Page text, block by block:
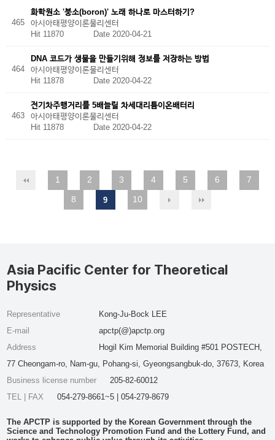
465
화학원소 '붕소(boron)' 노래 하나로 마스터하기?
아시아태평양이론물리센터
Hit 11870 Date 2020-04-21
464
DNA 코드가 생물을 만들기위해 정보를 저장하는 방법
아시아태평양이론물리센터
Hit 11878 Date 2020-04-22
463
전기차주행거리를 5배늘릴 차세대리튬이온배터리
아시아태평양이론물리센터
Hit 11878 Date 2020-04-22
1 2 3 4 5 6
7
8
9 10
Asia Pacific Center for Theoretical
Physics
Representative
Kong-Ju-Bock LEE
E-mail
apctp(@)apctp.org
Address
Hogil Kim Memorial Building #501 POSTECH,
77 Cheongam-ro, Nam-gu, Pohang-si, Gyeongsangbuk-do, 37673, Korea
Business license number
205-82-60012
TEL | FAX
054-279-8661~5 | 054-279-8679
The APCTP is supported by the Korean Government through the
Science and Technology Promotion Fund and the Lottery Fund, and